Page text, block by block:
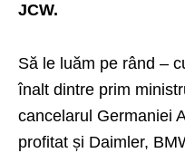
JCW.
Să le luăm pe rând –
înalt dintre prim
cancelarul Germaniei
profitat și Daimler,